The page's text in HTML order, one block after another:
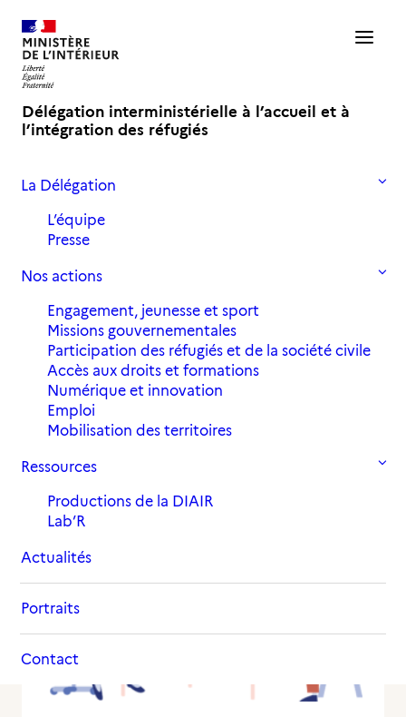
Délégation interministérielle à l’accueil et à
l’intégration des réfugiés
La Délégation
L’équipe
Presse
Nos actions
Engagement, jeunesse et sport
Missions gouvernementales
Participation des réfugiés et de la société civile
Accès aux droits et formations
Numérique et innovation
Emploi
Mobilisation des territoires
Ressources
Productions de la DIAIR
Lab’R
Actualités
Portraits
Contact
Accueil
Formation des travailleurs
un programme de formation à destination des
travailleurs sociaux sur le parcours des
personnes réfugiées en France, de l’asile à
l’intégration.